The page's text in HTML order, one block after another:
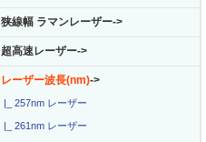
狭線幅 ラマンレーザー->
超高速レーザー->
レーザー波長(nm)->
|_ 257nm レーザー
|_ 261nm レーザー